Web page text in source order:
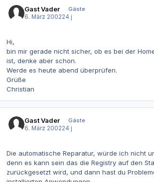
Gast Vader
Gäste
6. März 200224 j
Hi,
bin mir gerade nicht sicher, ob es bei der
ist, denke aber schon.
Werde es heute abend überprüfen.
Grüße
Christian
Gast Vader
Gäste
6. März 200224 j
Die automatische Reparatur, würde ich nicht
denn es kann sein das die Registry auf den
zurückgesetzt wird, und dann hast du